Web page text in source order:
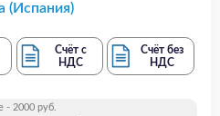
(Испания)
Счёт с
НДС
Счёт без
НДС
- 2000 руб.